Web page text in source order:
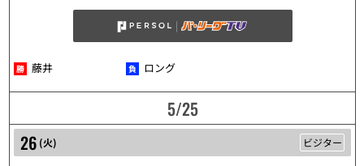
藤井 ロング
5/25
26 (火) ビジター